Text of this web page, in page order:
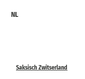
NL
Saksisch Zwitserland